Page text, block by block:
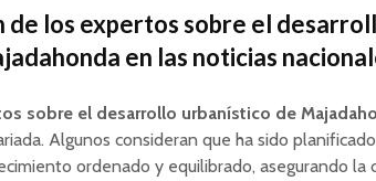
de los expertos sobre el
en las noticias
sobre el desarrollo urbanístico de
Algunos consideran que ha sido planificado
ordenado y equilibrado, asegurando la